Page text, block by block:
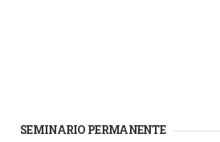
SEMINARIO PERMANENTE